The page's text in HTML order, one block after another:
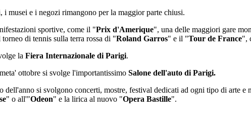
musei e i negozi rimangono per la maggior parte chiusi.
sportive, come il "Prix d'Amerique", una delle maggiori gare
di tennis sulla terra rossa di "Roland Garros" e il "Tour de France",
la Fiera Internazionale di Parigi.
ottobre si svolge l'importantissimo Salone dell'auto di Parigi.
dell'anno si svolgono concerti, mostre, festival dedicati ad ogni tipo di arte
" o all'"Odeon" e la lirica al nuovo "Opera Bastille".